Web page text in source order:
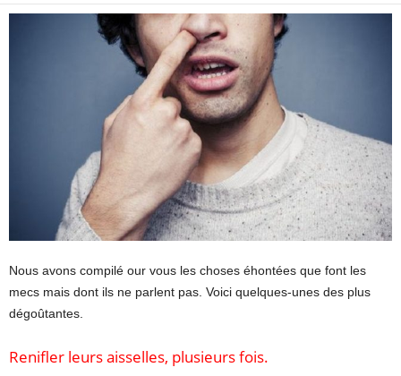
Nous avons compilé our vous les choses éhontées que font les
mecs mais dont ils ne parlent pas. Voici quelques-unes des plus
dégoûtantes.
Renifler leurs aisselles, plusieurs fois.